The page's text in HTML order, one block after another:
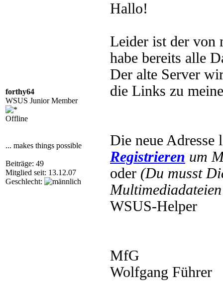
forthy64
WSUS Junior Member
Offline
... makes things possible
Beiträge: 49
Mitglied seit: 13.12.07
Geschlecht:
Hallo!
Leider ist der von
habe bereits alle
Der alte Server
die Links zu
Die neue Adresse
Registrieren um
oder (Du musst
WSUS-Helper
MfG
Wolfgang Führer